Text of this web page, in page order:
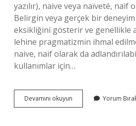
yazılır), naive veya naïveté, naif
Belirgin veya gerçek bir deneyim
eksikliğini gösterir ve genellikle
lehine pragmatizmin ihmal
naive, naif olarak da
kullanımlar için…
Devamını okuyun
Kişi
Yorum